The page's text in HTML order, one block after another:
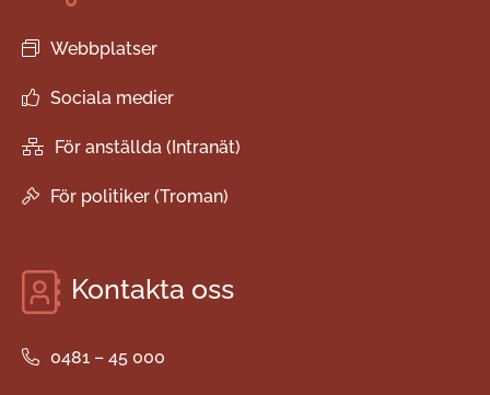
Webbplatser
Sociala medier
För anställda (Intranät)
För politiker (Troman)
Kontakta oss
0481 – 45 000